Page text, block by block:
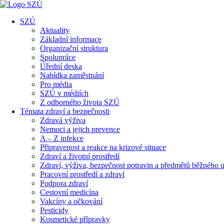
SZÚ
Aktuality
Základní informace
Organizační struktura
Spolupráce
Úřední deska
Nabídka zaměstnání
Pro média
SZÚ v médiích
Z odborného života SZÚ
Témata zdraví a bezpečnosti
Zdravá výživa
Nemoci a jejich prevence
A – Z infekce
Připravenost a reakce na krizové situace
Zdraví a životní prostředí
Zdraví, výživa, bezpečnost potravin a předmětů běžného
Pracovní prostředí a zdraví
Podpora zdraví
Cestovní medicína
Vakcíny a očkování
Pesticidy
Kosmetické přípravky